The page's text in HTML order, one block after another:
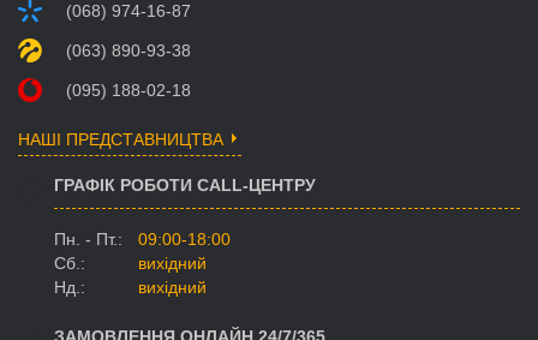
(068) 974-16-87
(063) 890-93-38
(095) 188-02-18
НАШІ ПРЕДСТАВНИЦТВА
ГРАФІК РОБОТИ CALL-ЦЕНТРУ
Пн. - Пт.:
09:00-18:00
Сб.:
вихідний
Нд.:
вихідний